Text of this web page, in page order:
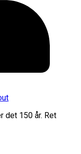
det 150 år. Ret